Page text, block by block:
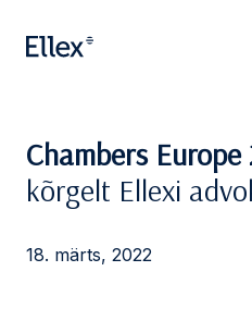
Chambers Europe
kõrgelt Ellexi
18. märts, 2022